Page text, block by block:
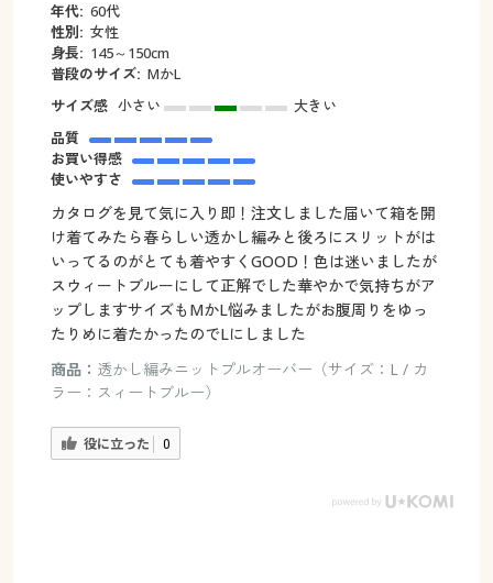
年代: 60代
性別: 女性
身長: 145～150cm
普段のサイズ: МかL
サイズ感 小さい
大きい
品質
お買い得感
使いやすさ
カタログを見て気に入り即！注文しました届いて箱を開
け着てみたら春らしい透かし編みと後ろにスリットがは
いってるのがとても着やすくGOOD！色は迷いましたが
スウィートブルーにして正解でした華やかで気持ちがア
ップしますサイズもМかL悩みましたがお腹周りをゆっ
たりめに着たかったのでLにしました
商品： 透かし編みニットプルオーバー（サイズ：L / カ
ラー：スィートブルー）
役に立った 0